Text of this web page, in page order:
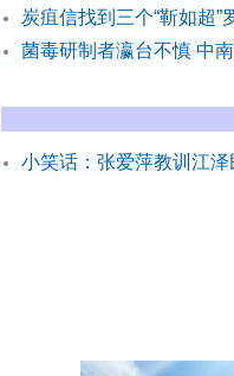
炭疽信找到三个“靳如超
菌毒研制者瀛台不慎 中
小笑话：张爱萍教训江泽